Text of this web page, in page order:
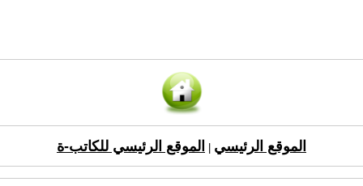
الموقع الرئيسي الموقع الرئيسي للكاتب-ة